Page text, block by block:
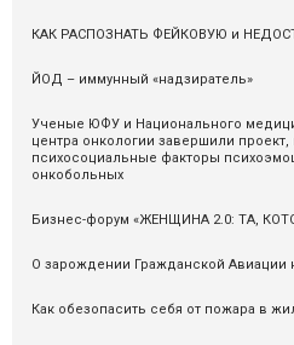
КАК РАСПОЗНАТЬ ФЕЙКОВУЮ и
ЙОД – иммунный «надзиратель»
Ученые ЮФУ и Национального
центра онкологии завершили
психосоциальные факторы
онкобольных
Бизнес-форум «ЖЕНЩИНА 2.0: ТА,
О зарождении Гражданской Авиации
Как обезопасить себя от пожара в